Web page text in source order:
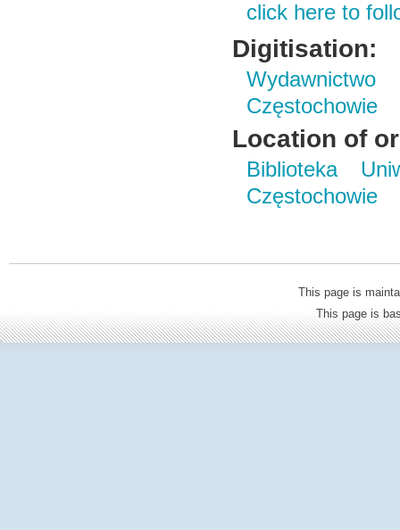
click here to
Digitisation:
Częstochowie
Location of
Biblioteka
Częstochowie
This page is
This page is